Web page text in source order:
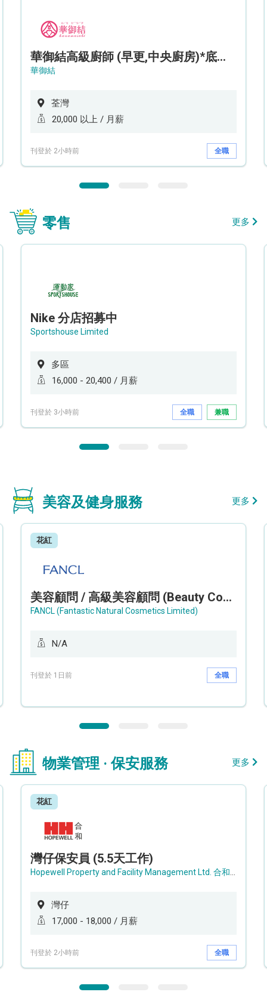
華御結高級廚師 (早更,中央廚房)*底薪可達20k* (5天工作週)
華御結
荃灣
20,000 以上 / 月薪
刊登於 2小時前 全職
零售 更多
Nike 分店招募中
Sportshouse Limited
多區
16,000 - 20,400 / 月薪
刊登於 3小時前 全職 兼職
美容及健身服務 更多
花紅
美容顧問 / 高級美容顧問 (Beauty Consultant / Senior Beauty Consultant)
FANCL (Fantastic Natural Cosmetics Limited)
N/A
刊登於 1日前 全職
物業管理 · 保安服務 更多
花紅
灣仔保安員 (5.5天工作)
灣仔
17,000 - 18,000 / 月薪
刊登於 2小時前 全職